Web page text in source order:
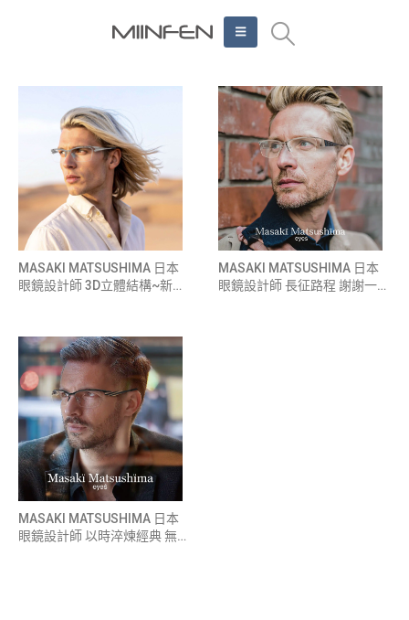
MASAKI MATSUSHIMA 日本
眼鏡設計師 3D立體結構~新款
MASAKI MATSUSHIMA 日本
眼鏡設計師 長征路程 謝謝一路
MASAKI MATSUSHIMA 日本
眼鏡設計師 以時淬煉經典 無限